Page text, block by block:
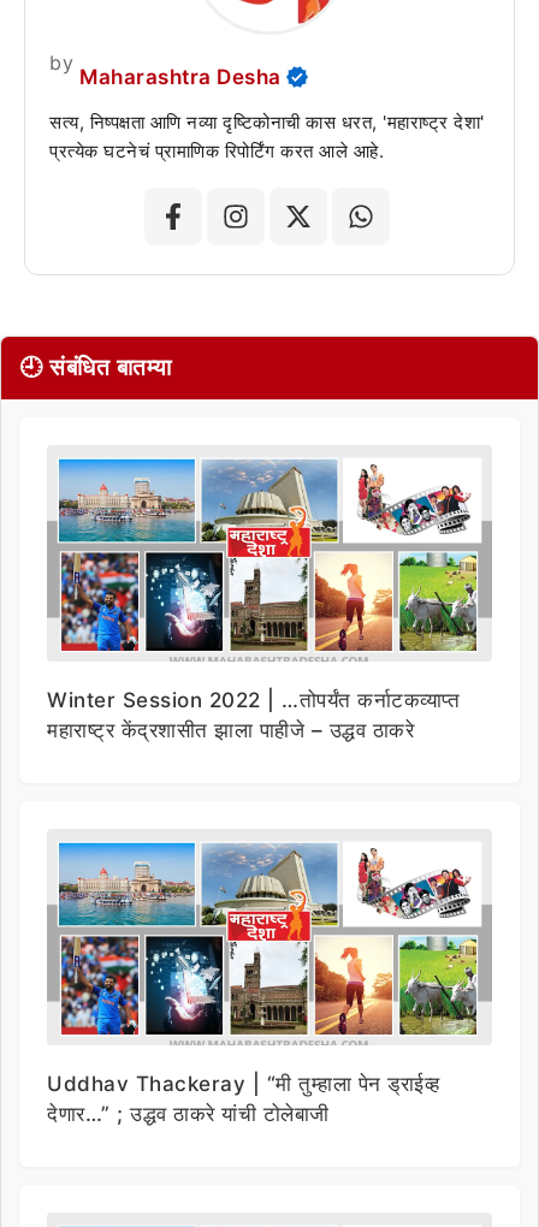
by
Maharashtra Desha
सत्य, निष्पक्षता आणि नव्या दृष्टिकोनाची कास धरत, 'महाराष्ट्र देशा'
प्रत्येक घटनेचं प्रामाणिक रिपोर्टिंग करत आले आहे.
🕘 संबंधित बातम्या
Winter Session 2022 | …तोपर्यंत कर्नाटकव्याप्त
महाराष्ट्र केंद्रशासीत झाला पाहीजे – उद्धव ठाकरे
Uddhav Thackeray | “मी तुम्हाला पेन ड्राईव्ह
देणार…” ; उद्धव ठाकरे यांची टोलेबाजी